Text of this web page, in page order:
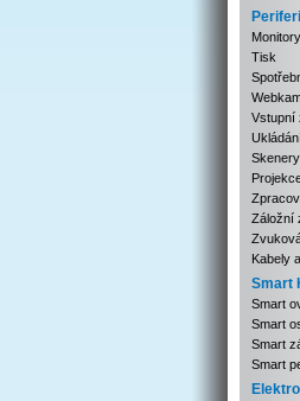
Monitory
Tisk
Vstupní
Skenery
Záložní
Kabely
Smart
Smart
Smart
Smart
Smart